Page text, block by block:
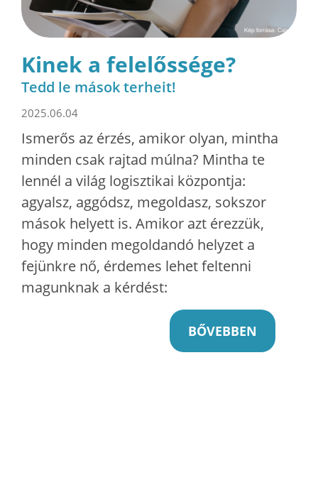
Kinek a felelőssége?
Tedd le mások terheit!
2025.06.04
Ismerős az érzés, amikor olyan, mintha
minden csak rajtad múlna? Mintha te
lennél a világ logisztikai központja:
agyalsz, aggódsz, megoldasz, sokszor
mások helyett is. Amikor azt érezzük,
hogy minden megoldandó helyzet a
fejünkre nő, érdemes lehet feltenni
magunknak a kérdést:
BŐVEBBEN